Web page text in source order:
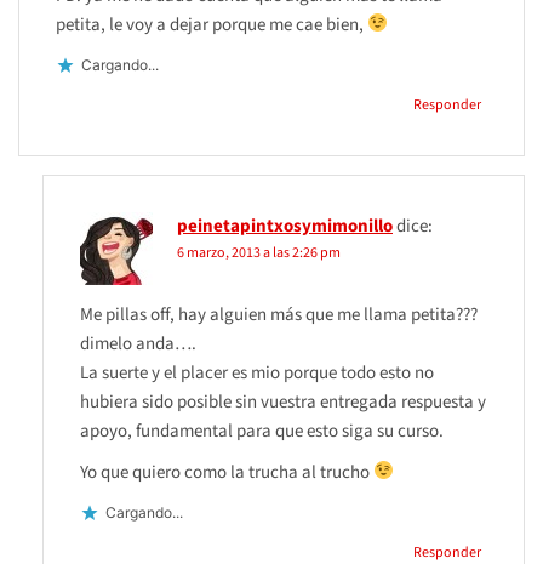
petita, le voy a dejar porque me cae bien,
Cargando...
Responder
peinetapintxosymimonillodice:
6 marzo, 2013 a las 2:26 pm
Me pillas off, hay alguien más que me llama petita???
dimelo anda….
La suerte y el placer es mio porque todo esto no
hubiera sido posible sin vuestra entregada respuesta y
apoyo, fundamental para que esto siga su curso.
Yo que quiero como la trucha al trucho
Cargando...
Responder